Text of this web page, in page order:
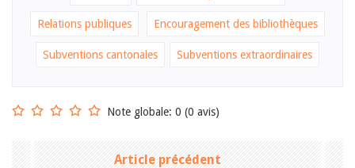
Relations publiques Encouragement des bibliothèques
Subventions cantonales Subventions extraordinaires
Note globale: 0 (0 avis)
Article précédent